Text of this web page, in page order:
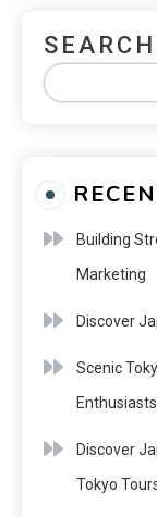
SEARCH
Building
Marketing
Discover
Scenic
Enthusiasts
Discover
Tokyo